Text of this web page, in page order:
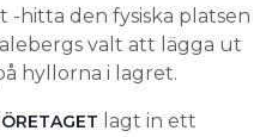
-hitta den fysiska platsen
valt att lägga ut
hyllorna i lagret.
lagt in ett